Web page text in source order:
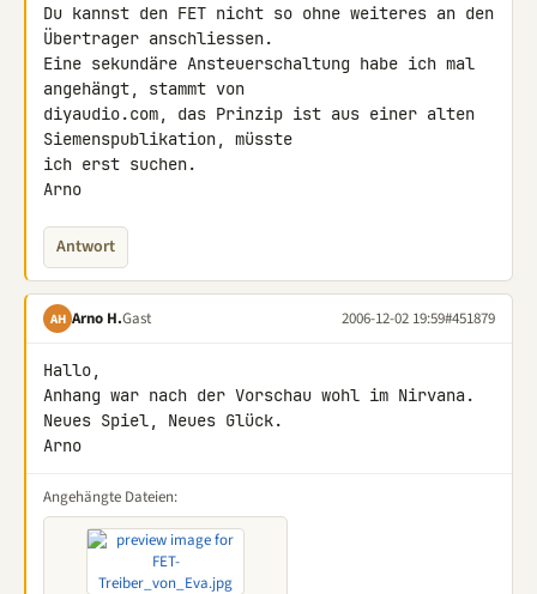
Du kannst den FET nicht so ohne weiteres an den
Übertrager anschliessen.
Eine sekundäre Ansteuerschaltung habe ich mal
angehängt, stammt von
diyaudio.com, das Prinzip ist aus einer alten
Siemenspublikation, müsste
ich erst suchen.
Arno
Antwort
AH Arno H.Gast 2006-12-02 19:59#451879
Hallo,
Anhang war nach der Vorschau wohl im Nirvana.
Neues Spiel, Neues Glück.
Arno
Angehängte Dateien: